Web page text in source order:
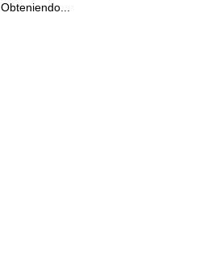
Obteniendo...